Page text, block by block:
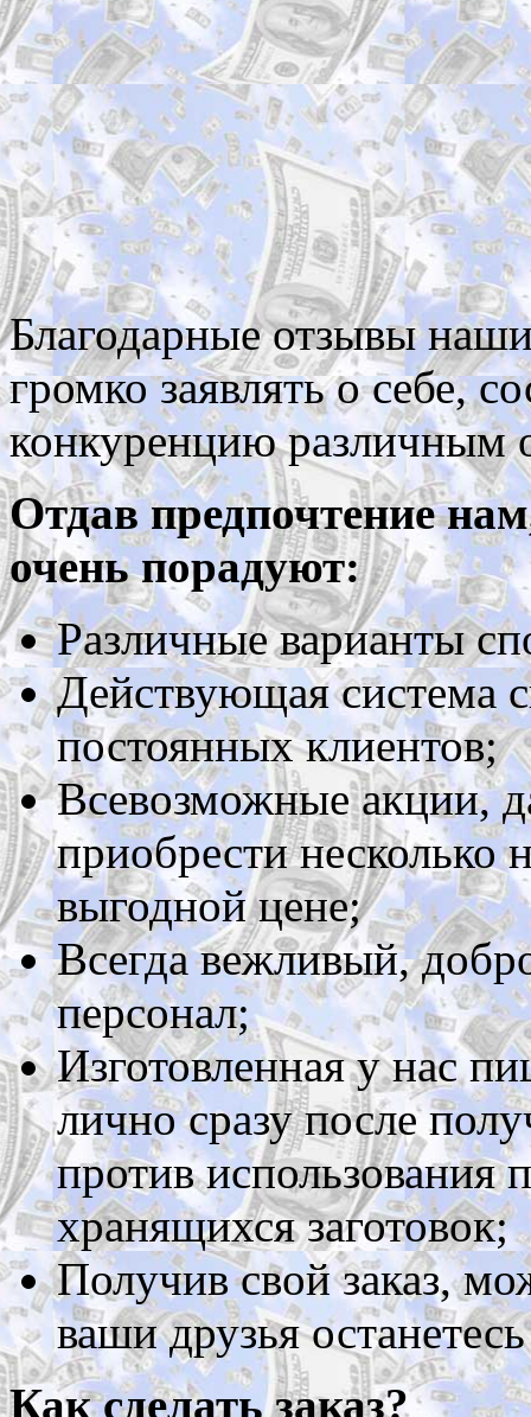
Благодарные отзывы
громко заявлять о себе,
конкуренцию различным
Отдав предпочтение
очень порадуют:
Различные варианты
Действующая система
постоянных клиентов;
Всевозможные акции,
приобрести несколько
выгодной цене;
Всегда вежливый,
персонал;
Изготовленная у нас
лично сразу после
против использования
хранящихся заготовок;
Получив свой заказ,
ваши друзья
Как сделать заказ?